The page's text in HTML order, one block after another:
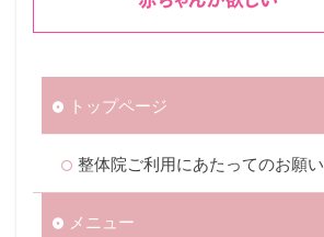
トップページ
整体院ご利用にあたってのお願い
メニュー